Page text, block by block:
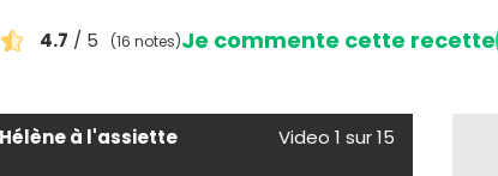
4.7 / 5 (16 notes)Je commente cette recette
à l'assiette
Video 1 sur 15